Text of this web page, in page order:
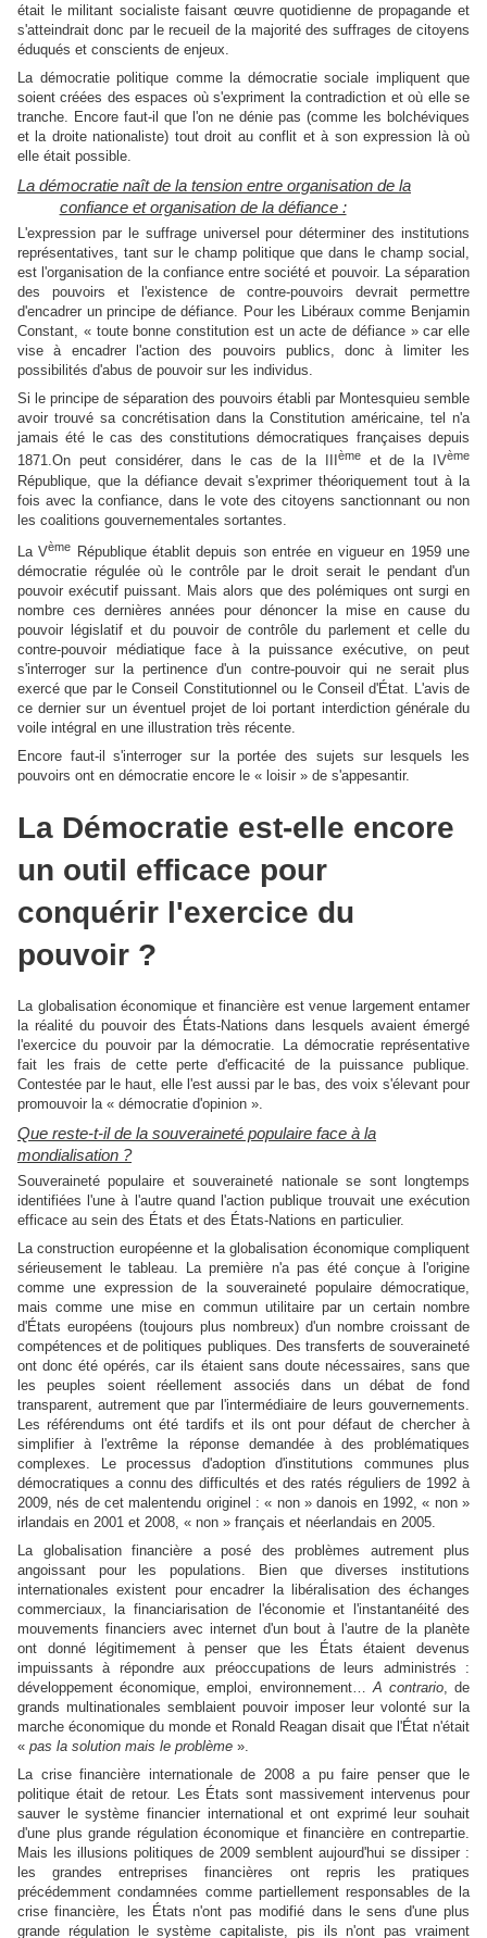
était le militant socialiste faisant œuvre quotidienne de propagande et
s'atteindrait donc par le recueil de la majorité des suffrages de citoyens
éduqués et conscients de enjeux.
La démocratie politique comme la démocratie sociale impliquent que
soient créées des espaces où s'expriment la contradiction et où elle se
tranche. Encore faut-il que l'on ne dénie pas (comme les bolchéviques
et la droite nationaliste) tout droit au conflit et à son expression là où
elle était possible.
La démocratie naît de la tension entre organisation de la
confiance et organisation de la défiance :
L'expression par le suffrage universel pour déterminer des institutions
représentatives, tant sur le champ politique que dans le champ social,
est l'organisation de la confiance entre société et pouvoir. La séparation
des pouvoirs et l'existence de contre-pouvoirs devrait permettre
d'encadrer un principe de défiance. Pour les Libéraux comme Benjamin
Constant, « toute bonne constitution est un acte de défiance » car elle
vise à encadrer l'action des pouvoirs publics, donc à limiter les
possibilités d'abus de pouvoir sur les individus.
Si le principe de séparation des pouvoirs établi par Montesquieu semble
avoir trouvé sa concrétisation dans la Constitution américaine, tel n'a
jamais été le cas des constitutions démocratiques françaises depuis
1871.On peut considérer, dans le cas de la III
èmeet de la IVème
République, que la défiance devait s'exprimer théoriquement tout à la
fois avec la confiance, dans le vote des citoyens sanctionnant ou non
les coalitions gouvernementales sortantes.
La Vème
République établit depuis son entrée en vigueur en 1959 une
démocratie régulée où le contrôle par le droit serait le pendant d'un
pouvoir exécutif puissant. Mais alors que des polémiques ont surgi en
nombre ces dernières années pour dénoncer la mise en cause du
pouvoir législatif et du pouvoir de contrôle du parlement et celle du
contre-pouvoir médiatique face à la puissance exécutive, on peut
s'interroger sur la pertinence d'un contre-pouvoir qui ne serait plus
exercé que par le Conseil Constitutionnel ou le Conseil d'État. L'avis de
ce dernier sur un éventuel projet de loi portant interdiction générale du
voile intégral en une illustration très récente.
Encore faut-il s'interroger sur la portée des sujets sur lesquels les
pouvoirs ont en démocratie encore le « loisir » de s'appesantir.
La Démocratie est-elle encore
un outil efficace pour
conquérir l'exercice du
pouvoir ?
La globalisation économique et financière est venue largement entamer
la réalité du pouvoir des États-Nations dans lesquels avaient émergé
l'exercice du pouvoir par la démocratie. La démocratie représentative
fait les frais de cette perte d'efficacité de la puissance publique.
Contestée par le haut, elle l'est aussi par le bas, des voix s'élevant pour
promouvoir la « démocratie d'opinion ».
Que reste-t-il de la souveraineté populaire face à la
mondialisation ?
Souveraineté populaire et souveraineté nationale se sont longtemps
identifiées l'une à l'autre quand l'action publique trouvait une exécution
efficace au sein des États et des États-Nations en particulier.
La construction européenne et la globalisation économique compliquent
sérieusement le tableau. La première n'a pas été conçue à l'origine
comme une expression de la souveraineté populaire démocratique,
mais comme une mise en commun utilitaire par un certain nombre
d'États européens (toujours plus nombreux) d'un nombre croissant de
compétences et de politiques publiques. Des transferts de souveraineté
ont donc été opérés, car ils étaient sans doute nécessaires, sans que
les peuples soient réellement associés dans un débat de fond
transparent, autrement que par l'intermédiaire de leurs gouvernements.
Les référendums ont été tardifs et ils ont pour défaut de chercher à
simplifier à l'extrême la réponse demandée à des problématiques
complexes. Le processus d'adoption d'institutions communes plus
démocratiques a connu des difficultés et des ratés réguliers de 1992 à
2009, nés de cet malentendu originel : « non » danois en 1992, « non »
irlandais en 2001 et 2008, « non » français et néerlandais en 2005.
La globalisation financière a posé des problèmes autrement plus
angoissant pour les populations. Bien que diverses institutions
internationales existent pour encadrer la libéralisation des échanges
commerciaux, la financiarisation de l'économie et l'instantanéité des
mouvements financiers avec internet d'un bout à l'autre de la planète
ont donné légitimement à penser que les États étaient devenus
impuissants à répondre aux préoccupations de leurs administrés :
développement économique, emploi, environnement… A contrario, de
grands multinationales semblaient pouvoir imposer leur volonté sur la
marche économique du monde et Ronald Reagan disait que l'État n'était
« pas la solution mais le problème ».
La crise financière internationale de 2008 a pu faire penser que le
politique était de retour. Les États sont massivement intervenus pour
sauver le système financier international et ont exprimé leur souhait
d'une plus grande régulation économique et financière en contrepartie.
Mais les illusions politiques de 2009 semblent aujourd'hui se dissiper :
les grandes entreprises financières ont repris les pratiques
précédemment condamnées comme partiellement responsables de la
crise financière, les États n'ont pas modifié dans le sens d'une plus
grande régulation le système capitaliste, pis ils n'ont pas vraiment